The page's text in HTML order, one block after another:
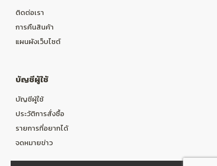
ติดต่อเรา
การคืนสินค้า
แผนผังเว็บไซต์
บัญชีผู้ใช้
บัญชีผู้ใช้
ประวัติการสั่งซื้อ
รายการที่อยากได้
จดหมายข่าว